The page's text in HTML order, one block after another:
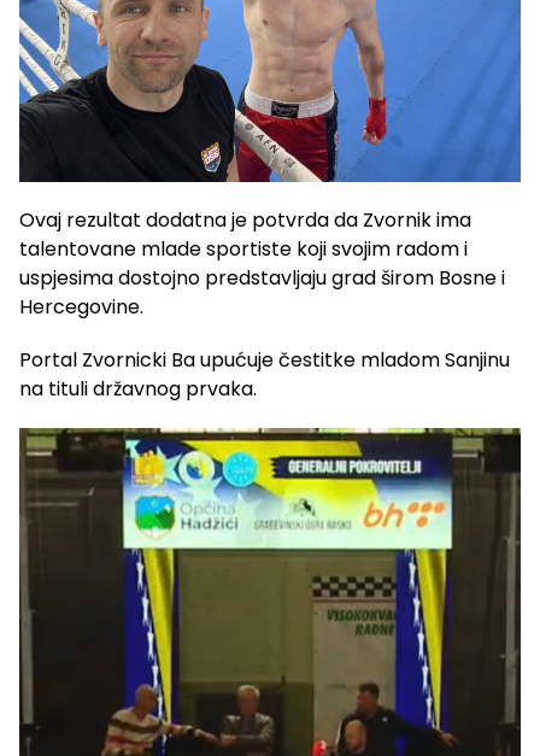
Ovaj rezultat dodatna je potvrda da Zvornik ima
talentovane mlade sportiste koji svojim radom i
uspjesima dostojno predstavljaju grad širom Bosne i
Hercegovine.
Portal Zvornicki Ba upućuje čestitke mladom Sanjinu
na tituli državnog prvaka.